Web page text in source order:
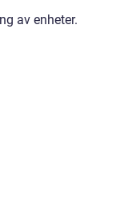
av enheter.